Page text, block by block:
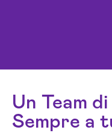
Un Team
Sempre a